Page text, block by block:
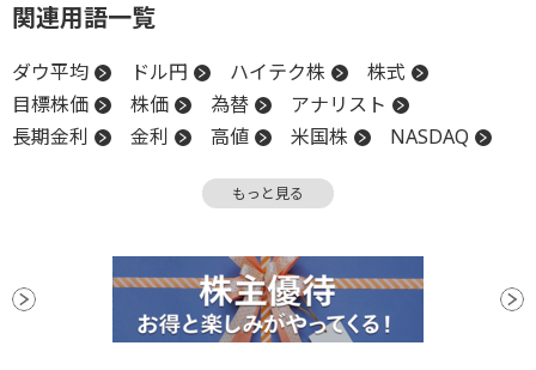
関連用語一覧
ダウ平均 ドル円 ハイテク株
株式
目標株価
株価 為替
アナリスト
長期金利
金利 高値 米国株
NASDAQ
利下げ
もっと見る